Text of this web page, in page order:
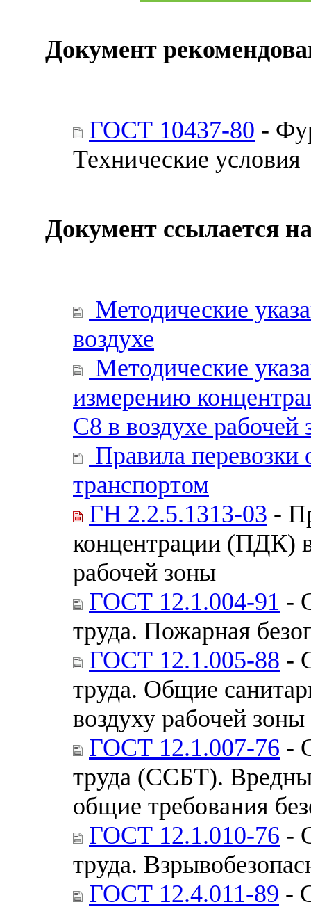
Документ
ГОСТ 10437-80 -
Технические условия
Документ ссылается
Методические
воздухе
Методические
измерению
С8 в воздухе рабочей
Правила
транспортом
ГН 2.2.5.1313-03 -
концентрации (ПДК)
рабочей зоны
ГОСТ 12.1.004-91 -
труда. Пожарная
ГОСТ 12.1.005-88 -
труда. Общие
воздуху рабочей зоны
ГОСТ 12.1.007-76 -
труда (ССБТ).
общие требования
ГОСТ 12.1.010-76 -
труда.
ГОСТ 12.4.011-89 -